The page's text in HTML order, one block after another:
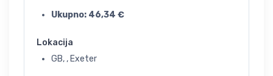
Ukupno: 46,34 €
Lokacija
GB, , Exeter